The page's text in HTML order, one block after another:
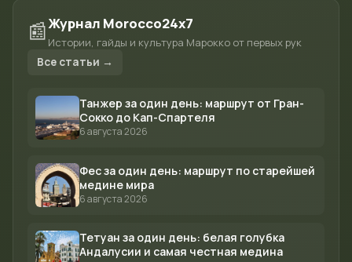
📰Журнал Morocco24x7
Истории, гайды и культура Марокко от первых рук
Все статьи →
Танжер за один день: маршрут от Гран-
Сокко до Кап-Спартеля
6 августа 2026
Фес за один день: маршрут по старейшей
медине мира
6 августа 2026
Тетуан за один день: белая голубка
Андалусии и самая честная медина